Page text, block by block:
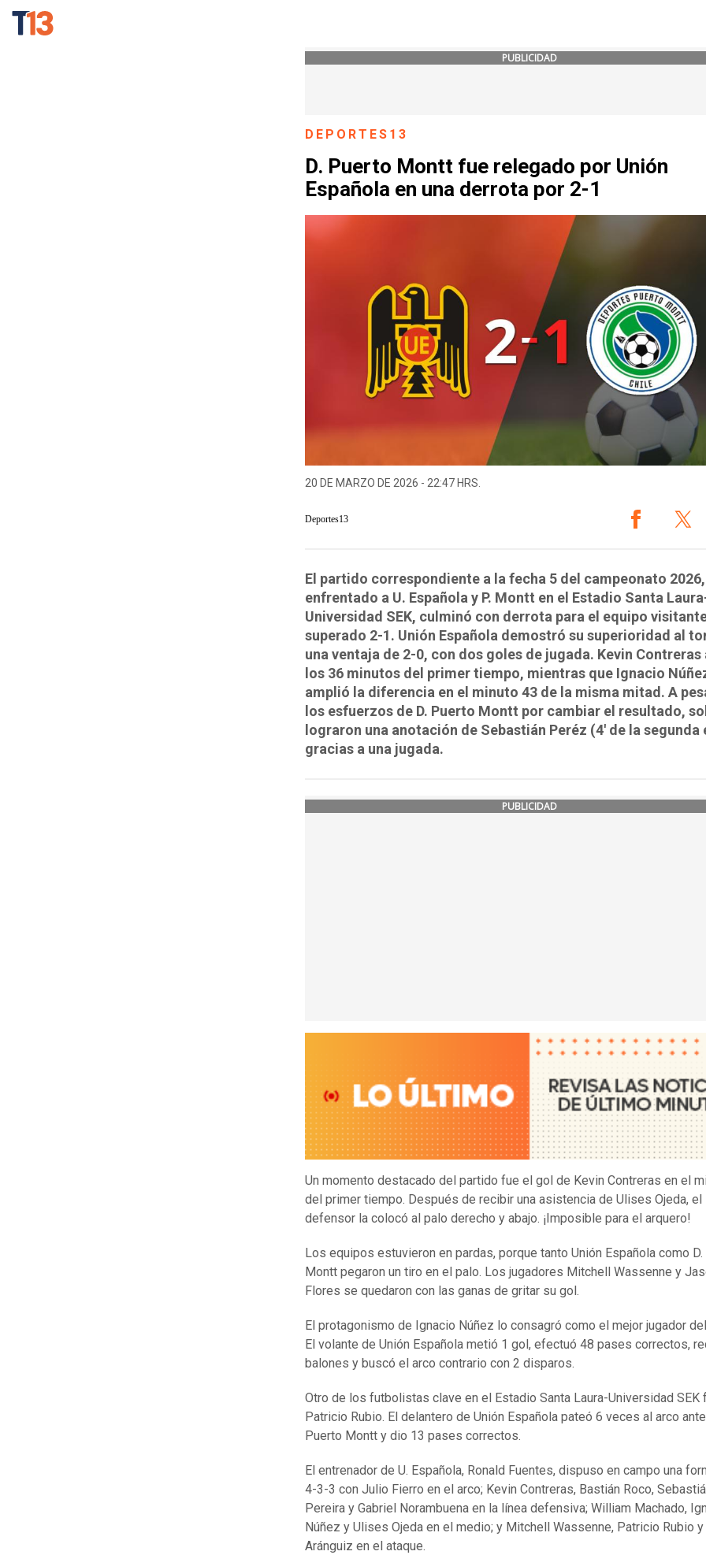
PUBLICIDAD
DEPORTES13
D. Puerto Montt fue relegado por Unión
Española en una derrota por 2-1
20 DE MARZO DE 2026 - 22:47 HRS.
Deportes13
El partido correspondiente a la fecha 5 del campeonato
enfrentado a U. Española y P. Montt en el Estadio Santa
Universidad SEK, culminó con derrota para el equipo
superado 2-1. Unión Española demostró su superioridad al
una ventaja de 2-0, con dos goles de jugada. Kevin Contreras
los 36 minutos del primer tiempo, mientras que Ignacio
amplió la diferencia en el minuto 43 de la misma mitad. A
los esfuerzos de D. Puerto Montt por cambiar el resultado,
lograron una anotación de Sebastián Peréz (4' de la segunda
gracias a una jugada.
PUBLICIDAD
Un momento destacado del partido fue el gol de Kevin Contreras en el
del primer tiempo. Después de recibir una asistencia de Ulises Ojeda, el
defensor la colocó al palo derecho y abajo. ¡Imposible para el arquero!
Los equipos estuvieron en pardas, porque tanto Unión Española como
Montt pegaron un tiro en el palo. Los jugadores Mitchell Wassenne y
Flores se quedaron con las ganas de gritar su gol.
El protagonismo de Ignacio Núñez lo consagró como el mejor jugador
El volante de Unión Española metió 1 gol, efectuó 48 pases correctos,
balones y buscó el arco contrario con 2 disparos.
Otro de los futbolistas clave en el Estadio Santa Laura-Universidad SEK
Patricio Rubio. El delantero de Unión Española pateó 6 veces al arco
Puerto Montt y dio 13 pases correctos.
El entrenador de U. Española, Ronald Fuentes, dispuso en campo una
4-3-3 con Julio Fierro en el arco; Kevin Contreras, Bastián Roco,
Pereira y Gabriel Norambuena en la línea defensiva; William Machado,
Núñez y Ulises Ojeda en el medio; y Mitchell Wassenne, Patricio Rubio
Aránguiz en el ataque.